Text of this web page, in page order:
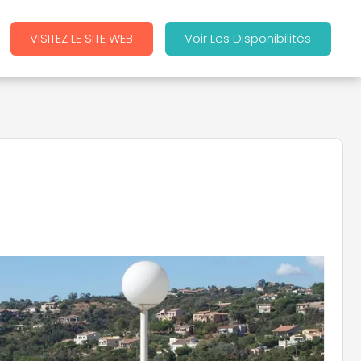
VISITEZ LE SITE WEB Voir Les Disponibilités